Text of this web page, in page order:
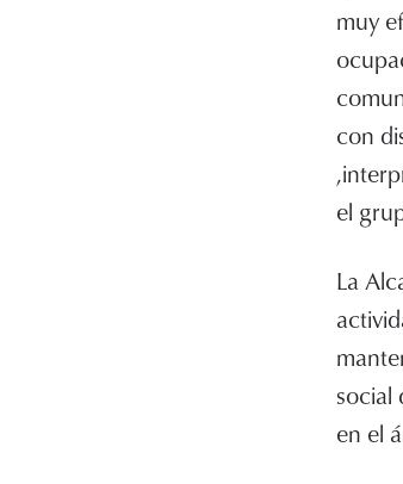
muy
con
el
La
social
en el